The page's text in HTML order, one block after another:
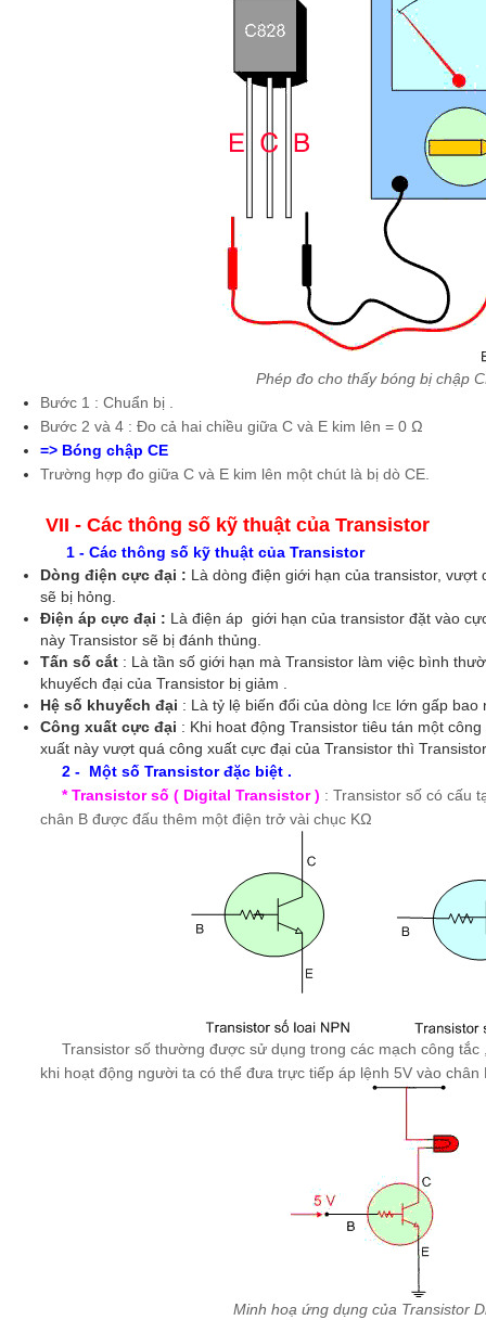
Phép đo cho thấy bóng bị chập
Bước 1 : Chuẩn bị .
Bước 2 và 4 : Đo cả hai chiều giữa C và E kim lên = 0 Ω
=> Bóng chập CE
Trường hợp đo giữa C và E kim lên một chút là bị dò CE.
VII - Các thông số kỹ thuật của Transistor
1 - Các thông số kỹ thuật của Transistor
Dòng điện cực đại : Là dòng điện giới hạn của transistor, vượt
sẽ bị hỏng.
Điện áp cực đại : Là điện áp giới hạn của transistor đặt vào
này Transistor sẽ bị đánh thủng.
Tấn số cắt : Là tần số giới hạn mà Transistor làm việc bình
khuyếch đại của Transistor bị giảm .
Hệ số khuyếch đại : Là tỷ lệ biến đổi của dòng ICE lớn gấp bao
Công xuất cực đại : Khi hoat động Transistor tiêu tán một công
xuất này vượt quá công xuất cực đại của Transistor thì
2 - Một số Transistor đặc biệt .
* Transistor số ( Digital Transistor ) : Transistor số có cấu
chân B được đấu thêm một điện trở vài chục KΩ
Transistor số thường được sử dụng trong các mạch công tắc
khi hoạt động người ta có thể đưa trực tiếp áp lệnh 5V vào
Minh hoạ ứng dụng của Transistor